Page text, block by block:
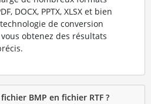
DOCX, PPTX, XLSX et bien
de conversion
obtenez des résultats
BMP en fichier RTF ?